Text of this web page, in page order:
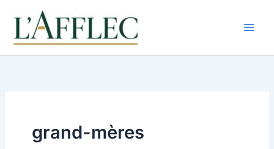
contenu
grand-mères